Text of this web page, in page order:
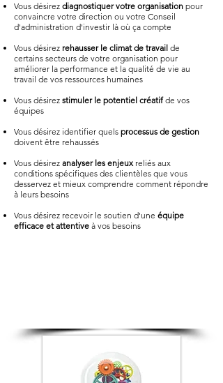
Vous désirez diagnostiquer votre organisation pour
convaincre votre direction ou votre Conseil
d'administration d'investir là où ça compte
Vous désirez rehausser le climat de travail de
certains secteurs de votre organisation pour
améliorer la performance et la qualité de vie au
travail de vos ressources humaines
Vous désirez stimuler le potentiel créatifde vos
équipes​
Vous désirez identifier quels processus de gestion
doivent être rehaussés​
Vous désirez analyser les enjeux reliés aux
conditions spécifiques des clientèles que vous
desservez et mieux comprendre comment répondre
à leurs besoins
Vous désirez recevoir le soutien d'une équipe
efficace et attentive à vos besoins